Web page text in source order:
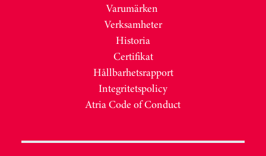
Varumärken
Verksamheter
Historia
Certifikat
Hållbarhetsrapport
Integritetspolicy
Atria Code of Conduct